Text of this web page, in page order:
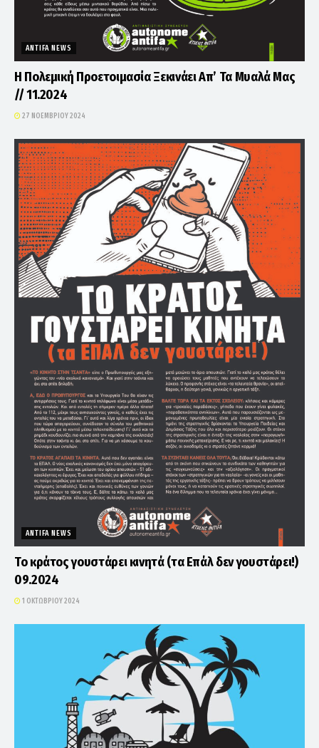
ANTIFA NEWS
Η Πολεμική Προετοιμασία Ξεκινάει Απ’ Τα Μυαλά Μας
// 11.2024
27 ΝΟΕΜΒΡΊΟΥ 2024
ANTIFA NEWS
Το κράτος γουστάρει κινητά (τα Επάλ δεν γουστάρει!)
09.2024
1 ΟΚΤΩΒΡΊΟΥ 2024